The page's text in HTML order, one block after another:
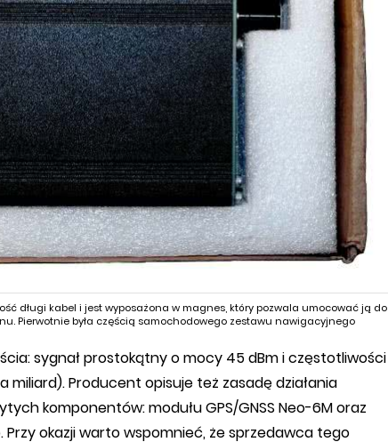
długi kabel i jest wyposażona w magnes, który pozwala umocować ją do
Pierwotnie była częścią samochodowego zestawu nawigacyjnego
sygnał prostokątny o mocy 45 dBm i częstotliwości
miliard). Producent opisuje też zasadę działania
komponentów: modułu GPS/GNSS Neo-6M oraz
Przy okazji warto wspomnieć, że sprzedawca tego